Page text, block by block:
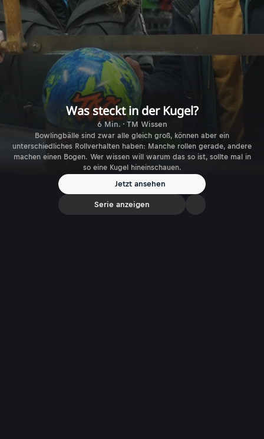
Was steckt in der Kugel?
6 Min. · TM Wissen
Bowlingbälle sind zwar alle gleich groß, können aber ein
unterschiedliches Rollverhalten haben: Manche rollen gerade, andere
machen einen Bogen. Wer wissen will warum das so ist, sollte mal in
so eine Kugel hineinschauen.
Jetzt ansehen
Serie anzeigen